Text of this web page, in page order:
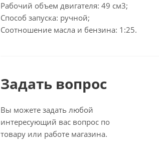
Рабочий объем двигателя: 49 см3;
Способ запуска: ручной;
Соотношение масла и бензина: 1:25.
Задать вопрос
Вы можете задать любой
интересующий вас вопрос по
товару или работе магазина.